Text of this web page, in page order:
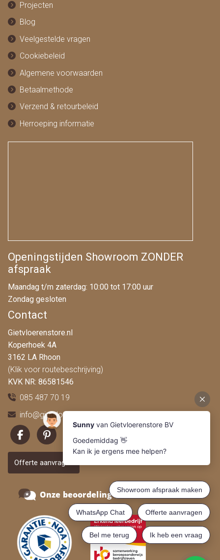
Projecten
Blog
Veelgestelde vragen
Cookiebeleid
Algemene voorwaarden
Betaalmethode
Verzend & retourbeleid
Herroeping informatie
Openingstijden Showroom ZONDER
afspraak
Maandag t/m zaterdag: 10:00 tot 17:00 uur
Zondag gesloten
Contact
Gietvloerenstore.nl
Koperhoek 4A
3162 LA Rhoon
(Klik voor routebeschrijving)
KVK NR: 86581546
085 487 70 19
info@gietvloerenstore.nl
Offerte aanvragen